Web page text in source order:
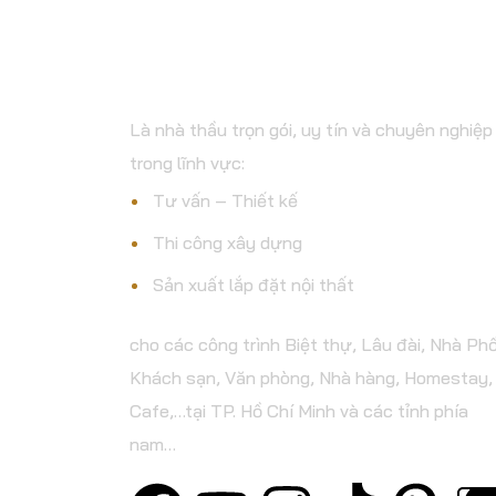
Là nhà thầu trọn gói, uy tín và chuyên nghiệp
trong lĩnh vực:
Tư vấn – Thiết kế
Thi công xây dựng
Sản xuất lắp đặt nội thất
cho các công trình Biệt thự, Lâu đài, Nhà
Khách sạn, Văn phòng, Nhà hàng, Homestay,
Cafe,…tại TP. Hồ Chí Minh và các tỉnh phía
nam…